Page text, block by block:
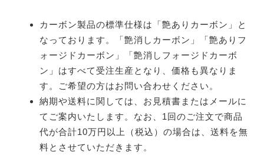
カーボン製品の標準仕様は「艶ありカーボン」と
なっております。「艶消しカーボン」「艶ありフ
ォージドカーボン」「艶消しフォージドカーボ
ン」はすべて受注生産となり、価格も異なりま
す。ご希望の方はお問い合わせください。
納期や送料に関しては、お見積書またはメールに
てご案内いたします。なお、1回のご注文で商品
代が合計10万円以上（税込）の場合は、送料を無
料とさせていただきます。